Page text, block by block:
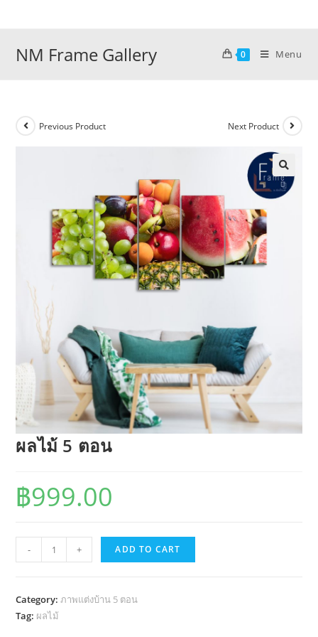
NM Frame Gallery 0 Menu
Previous Product Next Product
ผลไม้ 5 ตอน
฿999.00
ไม้
ตอน
quantity
- + ADD TO CART
Category:ภาพแต่งบ้าน 5 ตอน
Tag: ผลไม้